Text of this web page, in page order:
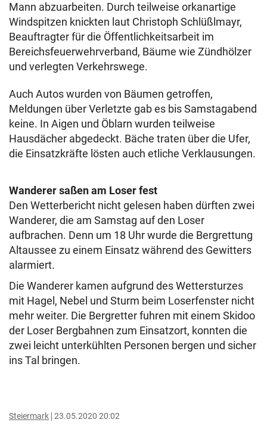
Mann abzuarbeiten. Durch teilweise orkanartige
Windspitzen knickten laut Christoph Schlüßlmayr,
Beauftragter für die Öffentlichkeitsarbeit im
Bereichsfeuerwehrverband, Bäume wie Zündhölzer
und verlegten Verkehrswege.
Auch Autos wurden von Bäumen getroffen,
Meldungen über Verletzte gab es bis Samstagabend
keine. In Aigen und Öblarn wurden teilweise
Hausdächer abgedeckt. Bäche traten über die Ufer,
die Einsatzkräfte lösten auch etliche Verklausungen.
Wanderer saßen am Loser fest
Den Wetterbericht nicht gelesen haben dürften zwei
Wanderer, die am Samstag auf den Loser
aufbrachen. Denn um 18 Uhr wurde die Bergrettung
Altaussee zu einem Einsatz während des Gewitters
alarmiert.
Die Wanderer kamen aufgrund des Wettersturzes
mit Hagel, Nebel und Sturm beim Loserfenster nicht
mehr weiter. Die Bergretter fuhren mit einem Skidoo
der Loser Bergbahnen zum Einsatzort, konnten die
zwei leicht unterkühlten Personen bergen und sicher
ins Tal bringen.
Steiermark 23.05.2020 20:02